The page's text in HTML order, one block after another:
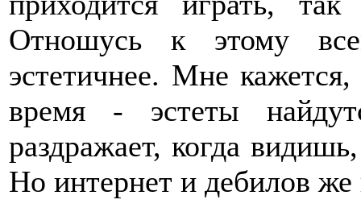
Отношусь к этому
эстетичнее. Мне
время - эстеты
раздражает, когда
Но интернет и дебилов же